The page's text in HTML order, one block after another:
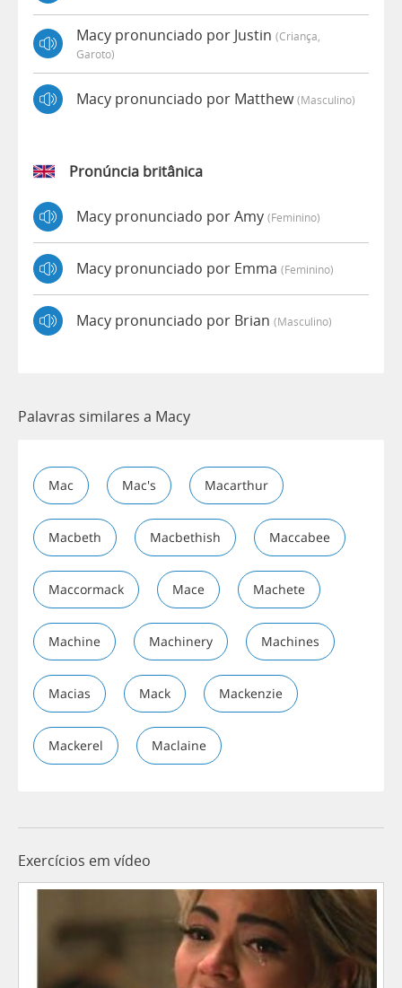
Macy pronunciado por Justin (criança,
Garoto)
Macy pronunciado por Matthew(masculino)
Pronúncia britânica
Macy pronunciado por Amy (feminino)
Macy pronunciado por Emma (feminino)
Macy pronunciado por Brian (masculino)
Palavras similares a Macy
Mac Mac's Macarthur
Macbeth Macbethish Maccabee
Maccormack Mace Machete
Machine Machinery Machines
Macias Mack Mackenzie
Mackerel Maclaine
Exercícios em vídeo